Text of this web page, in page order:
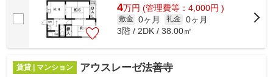
4万円 (管理費等：4,000円 )
敷金 0ヶ月 礼金 0ヶ月
3階 / 2DK / 38.00㎡
賃貸 | マンション アウスレーゼ法善寺